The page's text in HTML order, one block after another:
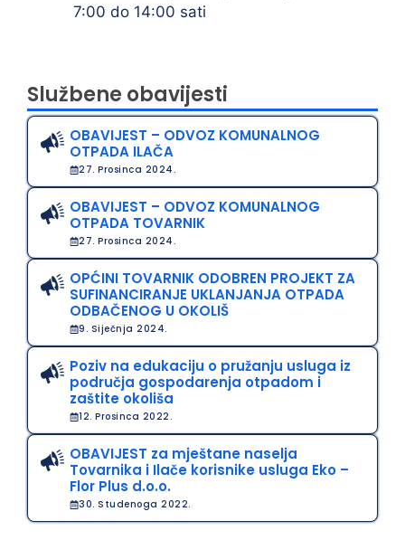
7:00 do 14:00 sati
Službene obavijesti
OBAVIJEST – ODVOZ KOMUNALNOG
OTPADA ILAČA
27. Prosinca 2024.
OBAVIJEST – ODVOZ KOMUNALNOG
OTPADA TOVARNIK
27. Prosinca 2024.
OPĆINI TOVARNIK ODOBREN PROJEKT ZA
SUFINANCIRANJE UKLANJANJA OTPADA
ODBAČENOG U OKOLIŠ
9. Siječnja 2024.
Poziv na edukaciju o pružanju usluga iz
područja gospodarenja otpadom i
zaštite okoliša
12. Prosinca 2022.
OBAVIJEST za mještane naselja
Tovarnika i Ilače korisnike usluga Eko –
Flor Plus d.o.o.
30. Studenoga 2022.